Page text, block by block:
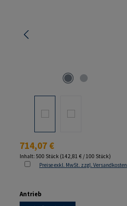
Regulärer Preis:
714,07 €
Inhalt: 500 Stück (142,81 € / 100 Stück)
Preise exkl. MwSt. zzgl. Versandkosten
Antrieb